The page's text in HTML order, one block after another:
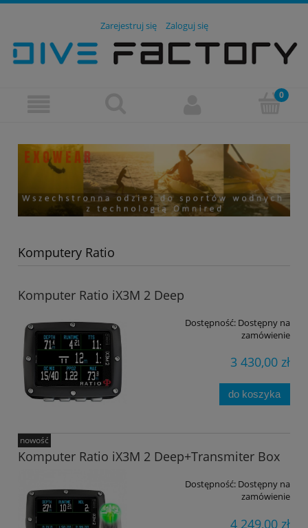
Zarejestruj się Zaloguj się
Komputery Ratio
Komputer Ratio iX3M 2 Deep
Dostępność: Dostępny na
zamówienie
3 430,00 zł
do koszyka
Komputer Ratio iX3M 2 Deep+Transmiter Box
Dostępność: Dostępny na
zamówienie
4 249,00 zł
nowość